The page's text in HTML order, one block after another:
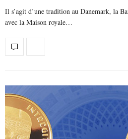
Il s’agit d’une tradition au Danemark, la
avec la Maison royale…